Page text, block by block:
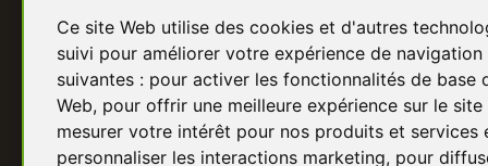
Ce site Web utilise des cookies et d'autres
suivi pour améliorer votre expérience de navigation
suivantes : pour activer les fonctionnalités de base
Web, pour offrir une meilleure expérience sur le site
mesurer votre intérêt pour nos produits et services
personnaliser les interactions marketing, pour
contact@sudbois.fr
Avèze (30120) — Sud de la France
f Y P I in